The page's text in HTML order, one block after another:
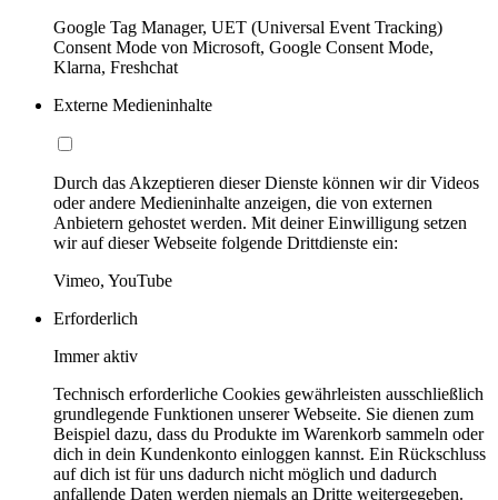
Google Tag Manager, UET (Universal Event Tracking)
Consent Mode von Microsoft, Google Consent Mode,
Klarna, Freshchat
Externe Medieninhalte
Durch das Akzeptieren dieser Dienste können wir dir Videos
oder andere Medieninhalte anzeigen, die von externen
Anbietern gehostet werden. Mit deiner Einwilligung setzen
wir auf dieser Webseite folgende Drittdienste ein:
Vimeo, YouTube
Erforderlich
Immer aktiv
Technisch erforderliche Cookies gewährleisten ausschließlich
grundlegende Funktionen unserer Webseite. Sie dienen zum
Beispiel dazu, dass du Produkte im Warenkorb sammeln oder
dich in dein Kundenkonto einloggen kannst. Ein Rückschluss
auf dich ist für uns dadurch nicht möglich und dadurch
anfallende Daten werden niemals an Dritte weitergegeben.